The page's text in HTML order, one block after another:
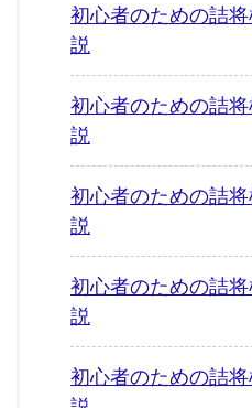
初心者のための詰
説
初心者のための詰
説
初心者のための詰
説
初心者のための詰
説
初心者のための詰